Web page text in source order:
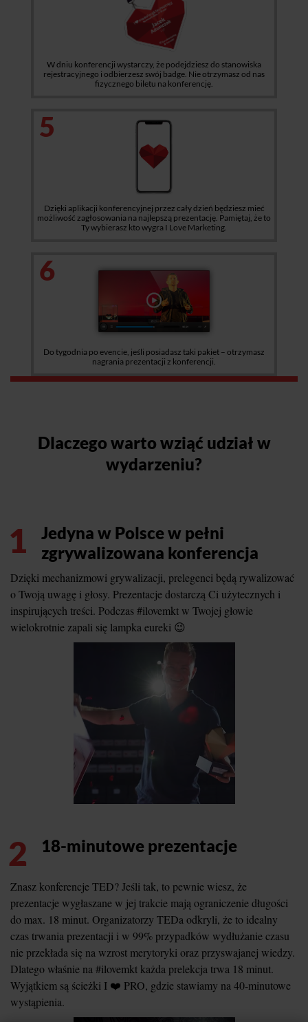
W dniu konferencji wystarczy, że podejdziesz do stanowiska
rejestracyjnego i odbierzesz swój badge. Nie otrzymasz od nas
fizycznego biletu na konferencję.
5
Dzięki aplikacji konferencyjnej przez cały dzień będziesz mieć
możliwość zagłosowania na najlepszą prezentację. Pamiętaj, że to
Ty wybierasz kto wygra I Love Marketing.
6
Do tygodnia po evencie, jeśli posiadasz taki pakiet – otrzymasz
nagrania prezentacji z konferencji.
Dlaczego warto wziąć udział w
wydarzeniu?
1
Jedyna w Polsce w pełni
zgrywalizowana konferencja
Dzięki mechanizmowi grywalizacji, prelegenci będą rywalizować
o Twoją uwagę i głosy. Prezentacje dostarczą Ci użytecznych i
inspirujących treści. Podczas #ilovemkt w Twojej głowie
wielokrotnie zapali się lampka eureki 😉
2 18-minutowe prezentacje
Znasz konferencje TED? Jeśli tak, to pewnie wiesz, że
prezentacje wygłaszane w jej trakcie mają ograniczenie długości
do max. 18 minut. Organizatorzy TEDa odkryli, że to idealny
czas trwania prezentacji i w 99% przypadków wydłużanie czasu
nie przekłada się na wzrost merytoryki oraz przyswajanej wiedzy.
Dlatego właśnie na #ilovemkt każda prelekcja trwa 18 minut.
Wyjątkiem są ścieżki I ❤️ PRO, gdzie stawiamy na 40-minutowe
wystąpienia.